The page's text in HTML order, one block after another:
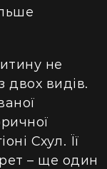
не
двох видів.
Схул. Її
– ще один